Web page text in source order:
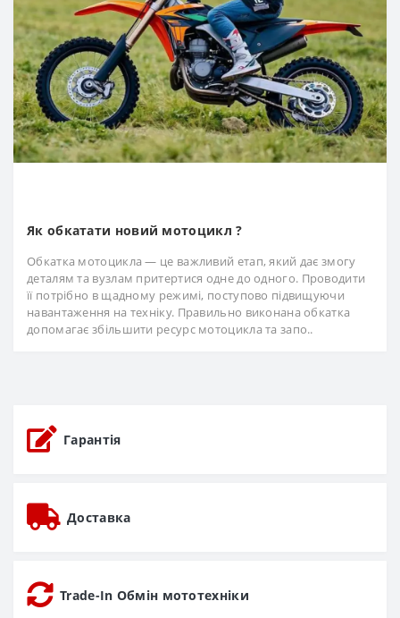
Як обкатати новий мотоцикл ?
Обкатка мотоцикла — це важливий етап, який дає змогу
деталям та вузлам притертися одне до одного. Проводити
її потрібно в щадному режимі, поступово підвищуючи
навантаження на техніку. Правильно виконана обкатка
допомагає збільшити ресурс мотоцикла та запо..
Гарантія
Доставка
Trade-In Обмін мототехніки